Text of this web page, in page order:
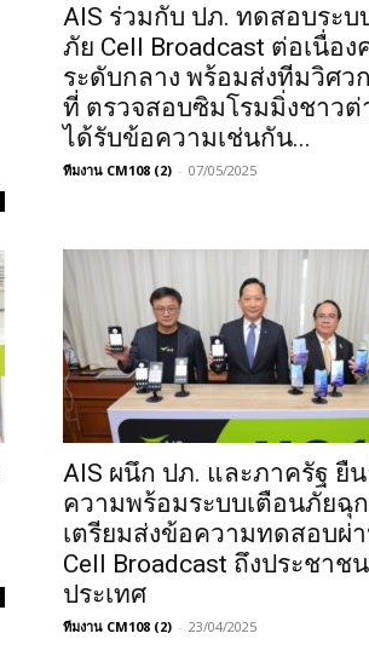
AIS ร่วมกับ ปภ. ทดสอบระบ
ภัย Cell Broadcast ต่อเนื่อง
ระดับกลาง พร้อมส่งทีมวิศว
ที่ ตรวจสอบซิมโรมมิ่งชาวต่
ได้รับข้อความเช่นกัน...
ทีมงาน CM108 (2) - 07/05/2025
AIS ผนึก ปภ. และภาครัฐ ยื
ความพร้อมระบบเตือนภัยฉุ
เตรียมส่งข้อความทดสอบผ่
Cell Broadcast ถึงประชาช
ประเทศ
ทีมงาน CM108 (2) - 23/04/2025